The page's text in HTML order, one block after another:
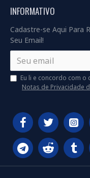
INFORMATIVO
Cadastre-se Aqui Para
Seu Email!
Eu li e concordo com o
Notas de Privacidade